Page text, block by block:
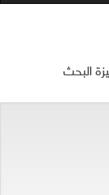
البحث